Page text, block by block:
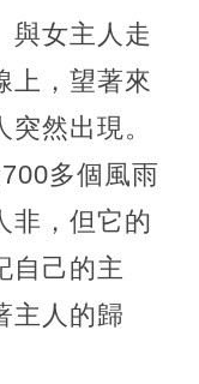
與女主人走
上，望著來
然出現。
多個風雨
非，但它的
自己的主
主人的歸